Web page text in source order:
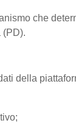
che
(PD).
della